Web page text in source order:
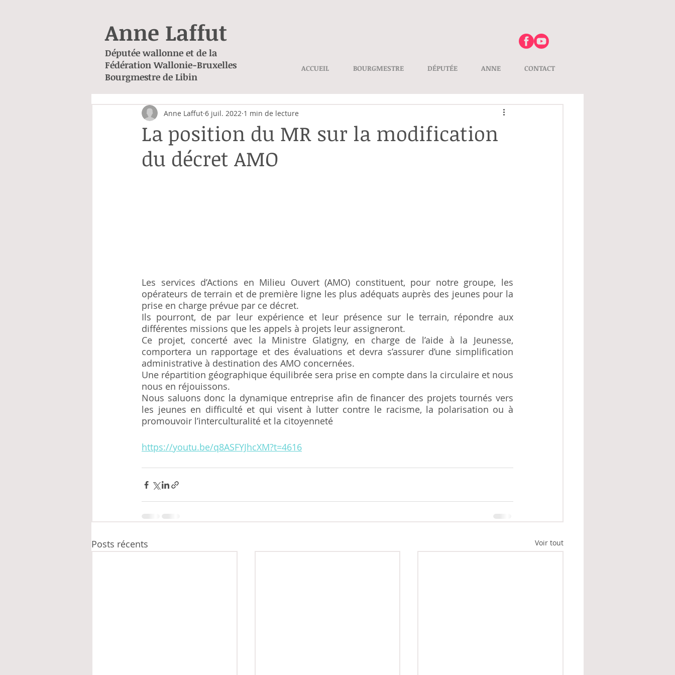
Anne Laffut
Députée wallonne et de la
Fédération Wallonie-Bruxelles
Bourgmestre de Libin
ACCUEIL BOURGMESTRE DÉPUTÉE ANNE CONTACT
La position du MR sur la modification
du décret AMO
Anne Laffut 6 juil. 2022 1 min de lecture
Les services d’Actions en Milieu Ouvert (AMO) constituent, pour notre groupe, les
opérateurs de terrain et de première ligne les plus adéquats auprès des jeunes pour la
prise en charge prévue par ce décret.
Ils pourront, de par leur expérience et leur présence sur le terrain, répondre aux
différentes missions que les appels à projets leur assigneront.
Ce projet, concerté avec la Ministre Glatigny, en charge de l’aide à la Jeunesse,
comportera un rapportage et des évaluations et devra s’assurer d’une simplification
administrative à destination des AMO concernées.
Une répartition géographique équilibrée sera prise en compte dans la circulaire et nous
nous en réjouissons.
Nous saluons donc la dynamique entreprise afin de financer des projets tournés vers
les jeunes en difficulté et qui visent à lutter contre le racisme, la polarisation ou à
promouvoir l’interculturalité et la citoyenneté
https://youtu.be/q8ASFYJhcXM?t=4616
Posts récents Voir tout